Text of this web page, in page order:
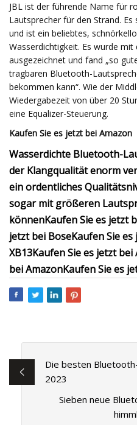
JBL ist der führende Name für
Lautsprecher für den Strand.
und ist ein beliebtes,
Wasserdichtigkeit. Es wurde
ausgezeichnet und fand „so
tragbaren Bluetooth-
bekommen kann“. Wie der
Wiedergabezeit von über 20
eine Equalizer-Steuerung.
Kaufen Sie es jetzt bei Amazon
Wasserdichte Bluetooth-
der Klangqualität enorm
ein ordentliches
sogar mit größeren
könnenKaufen Sie es jetzt
jetzt bei BoseKaufen Sie
XB13Kaufen Sie es jetzt bei
bei AmazonKaufen Sie es
Die besten
2023
Sieben neue